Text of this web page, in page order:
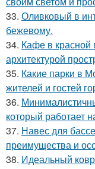
33. Оливковый в
бежевому.
34. Кафе в красной
архитектурой
35. Какие парки в
жителей и гостей
36.
который работает
37. Навес для
преимущества и
38. Идеальный